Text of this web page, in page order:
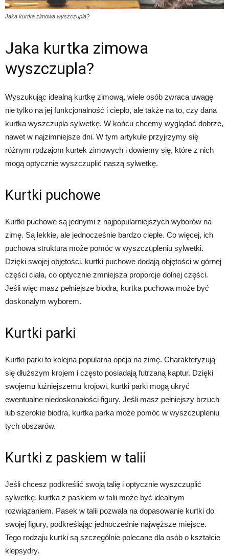
Jaka kurtka zimowa wyszczupla?
Jaka kurtka zimowa
wyszczupla?
Wyszukując idealną kurtkę zimową, wiele osób zwraca uwagę
nie tylko na jej funkcjonalność i ciepło, ale także na to, czy dana
kurtka wyszczupla sylwetkę. W końcu chcemy wyglądać dobrze,
nawet w najzimniejsze dni. W tym artykule przyjrzymy się
różnym rodzajom kurtek zimowych i dowiemy się, które z nich
mogą optycznie wyszczuplić naszą sylwetkę.
Kurtki puchowe
Kurtki puchowe są jednymi z najpopularniejszych wyborów na
zimę. Są lekkie, ale jednocześnie bardzo ciepłe. Co więcej, ich
puchowa struktura może pomóc w wyszczupleniu sylwetki.
Dzięki swojej objętości, kurtki puchowe dodają objętości w górnej
części ciała, co optycznie zmniejsza proporcje dolnej części.
Jeśli więc masz pełniejsze biodra, kurtka puchowa może być
doskonałym wyborem.
Kurtki parki
Kurtki parki to kolejna popularna opcja na zimę. Charakteryzują
się dłuższym krojem i często posiadają futrzaną kaptur. Dzięki
swojemu luźniejszemu krojowi, kurtki parki mogą ukryć
ewentualne niedoskonałości figury. Jeśli masz pełniejszy brzuch
lub szerokie biodra, kurtka parka może pomóc w wyszczupleniu
tych obszarów.
Kurtki z paskiem w talii
Jeśli chcesz podkreślić swoją talię i optycznie wyszczuplić
sylwetkę, kurtka z paskiem w talii może być idealnym
rozwiązaniem. Pasek w talii pozwala na dopasowanie kurtki do
swojej figury, podkreślając jednocześnie najwęższe miejsce.
Tego rodzaju kurtki są szczególnie polecane dla osób o kształcie
klepsydry.